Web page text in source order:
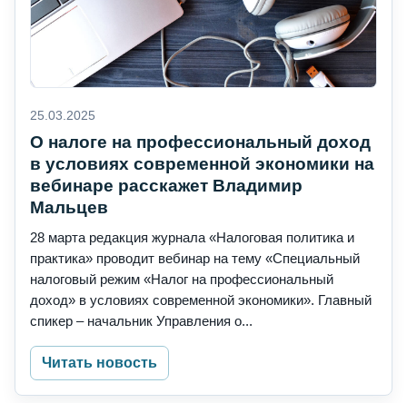
25.03.2025
О налоге на профессиональный доход
в условиях современной экономики на
вебинаре расскажет Владимир
Мальцев
28 марта редакция журнала «Налоговая политика и
практика» проводит вебинар на тему «Специальный
налоговый режим «Налог на профессиональный
доход» в условиях современной экономики». Главный
спикер – начальник Управления о...
Читать новость